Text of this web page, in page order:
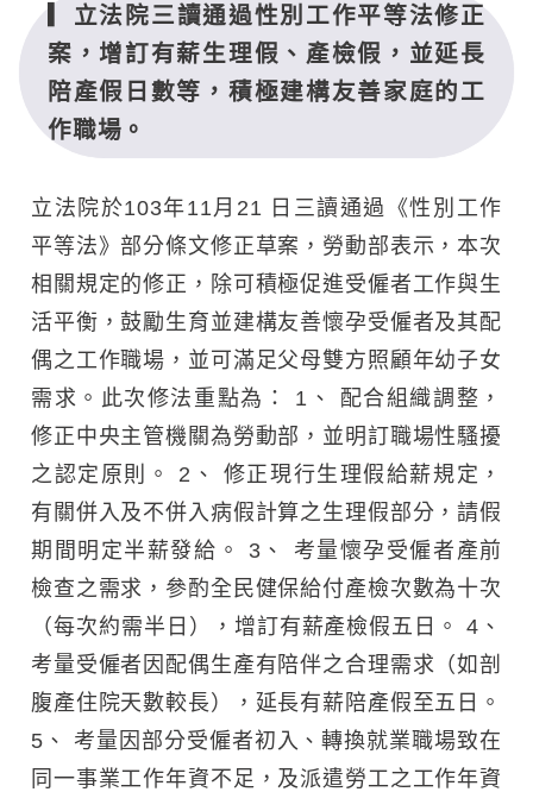
立法院三讀通過性別工作平等法修正
案，增訂有薪生理假、產檢假，並延長
陪產假日數等，積極建構友善家庭的工
作職場。
立法院於103年11月21 日三讀通過《性別工作
平等法》部分條文修正草案，勞動部表示，本次
相關規定的修正，除可積極促進受僱者工作與生
活平衡，鼓勵生育並建構友善懷孕受僱者及其配
偶之工作職場，並可滿足父母雙方照顧年幼子女
需求。此次修法重點為： 1、 配合組織調整，
修正中央主管機關為勞動部，並明訂職場性騷擾
之認定原則。 2、 修正現行生理假給薪規定，
有關併入及不併入病假計算之生理假部分，請假
期間明定半薪發給。 3、 考量懷孕受僱者產前
檢查之需求，參酌全民健保給付產檢次數為十次
（每次約需半日），增訂有薪產檢假五日。 4、
考量受僱者因配偶生產有陪伴之合理需求（如剖
腹產住院天數較長），延長有薪陪產假至五日。
5、 考量因部分受僱者初入、轉換就業職場致在
同一事業工作年資不足，及派遣勞工之工作年資